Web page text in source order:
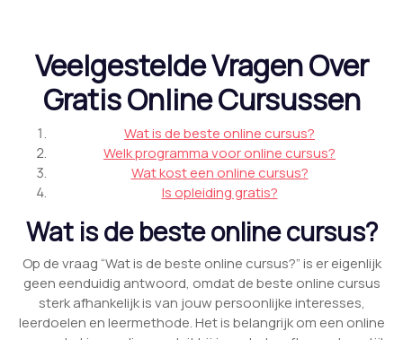
Veelgestelde Vragen Over
Gratis Online Cursussen
Wat is de beste online cursus?
Welk programma voor online cursus?
Wat kost een online cursus?
Is opleiding gratis?
Wat is de beste online cursus?
Op de vraag “Wat is de beste online cursus?” is er eigenlijk
geen eenduidig antwoord, omdat de beste online cursus
sterk afhankelijk is van jouw persoonlijke interesses,
leerdoelen en leermethode. Het is belangrijk om een online